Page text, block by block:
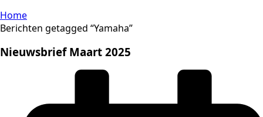
Home
Berichten getagged “Yamaha”
Nieuwsbrief Maart 2025